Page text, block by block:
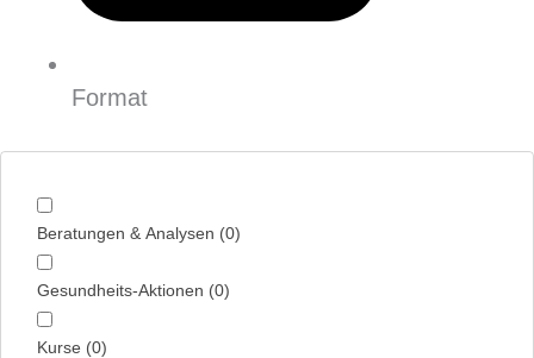
Format
Beratungen & Analysen (0)
Gesundheits-Aktionen (0)
Kurse (0)